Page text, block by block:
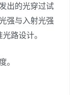
出的光穿过试
强与入射光强
路设计。
。